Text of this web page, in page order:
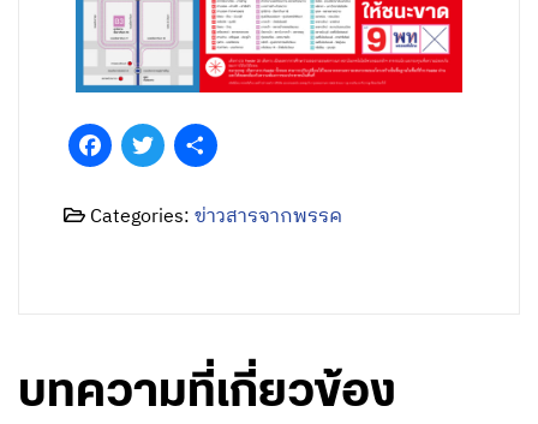
FacebookTwitter
Categories:ข่าวสารจากพรรค
บทความที่เกี่ยวข้อง